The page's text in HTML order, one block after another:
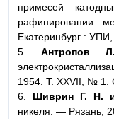
примесей
Екатеринбург : УПИ,
5.Антропов
1954. Т. XXVII, № 1.
6. Шиврин Г. Н.
никеля. — Рязань,